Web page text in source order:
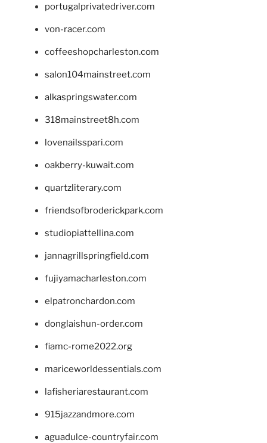
portugalprivatedriver.com
von-racer.com
coffeeshopcharleston.com
salon104mainstreet.com
alkaspringswater.com
318mainstreet8h.com
lovenailsspari.com
oakberry-kuwait.com
quartzliterary.com
friendsofbroderickpark.com
studiopiattellina.com
jannagrillspringfield.com
fujiyamacharleston.com
elpatronchardon.com
donglaishun-order.com
fiamc-rome2022.org
mariceworldessentials.com
lafisheriarestaurant.com
915jazzandmore.com
aguadulce-countryfair.com